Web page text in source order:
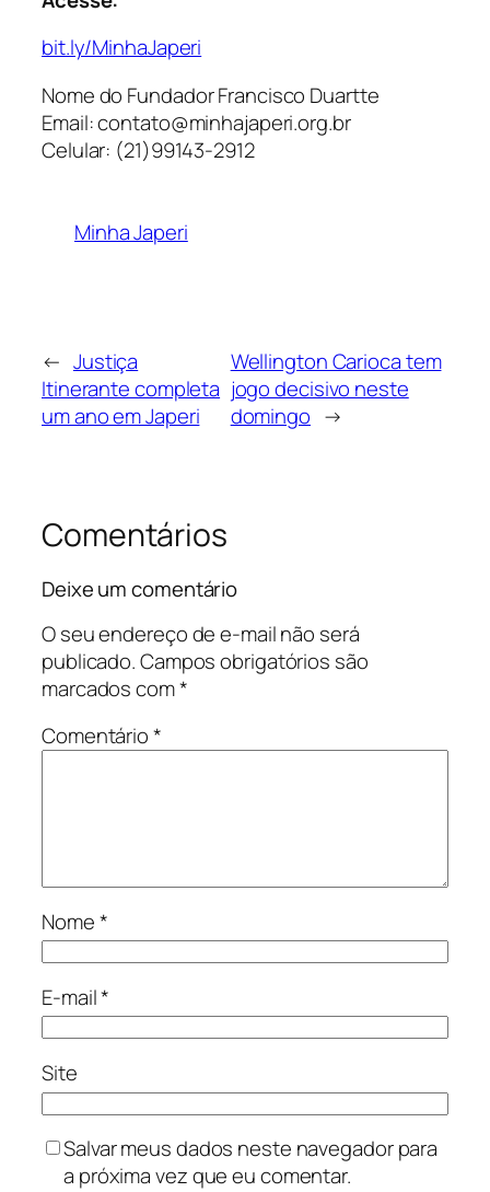
bit.ly/MinhaJaperi
Nome do Fundador Francisco Duartte
Email: contato@minhajaperi.org.br
Celular: (21)99143-2912
Minha Japeri
← Justiça
Itinerante completa
um ano em Japeri
Wellington Carioca tem
jogo decisivo neste
domingo →
Comentários
Deixe um comentário
O seu endereço de e-mail não será
publicado.Campos obrigatórios são
marcados com*
Comentário*
Nome*
E-mail*
Site
Salvar meus dados neste navegador para
a próxima vez que eu comentar.